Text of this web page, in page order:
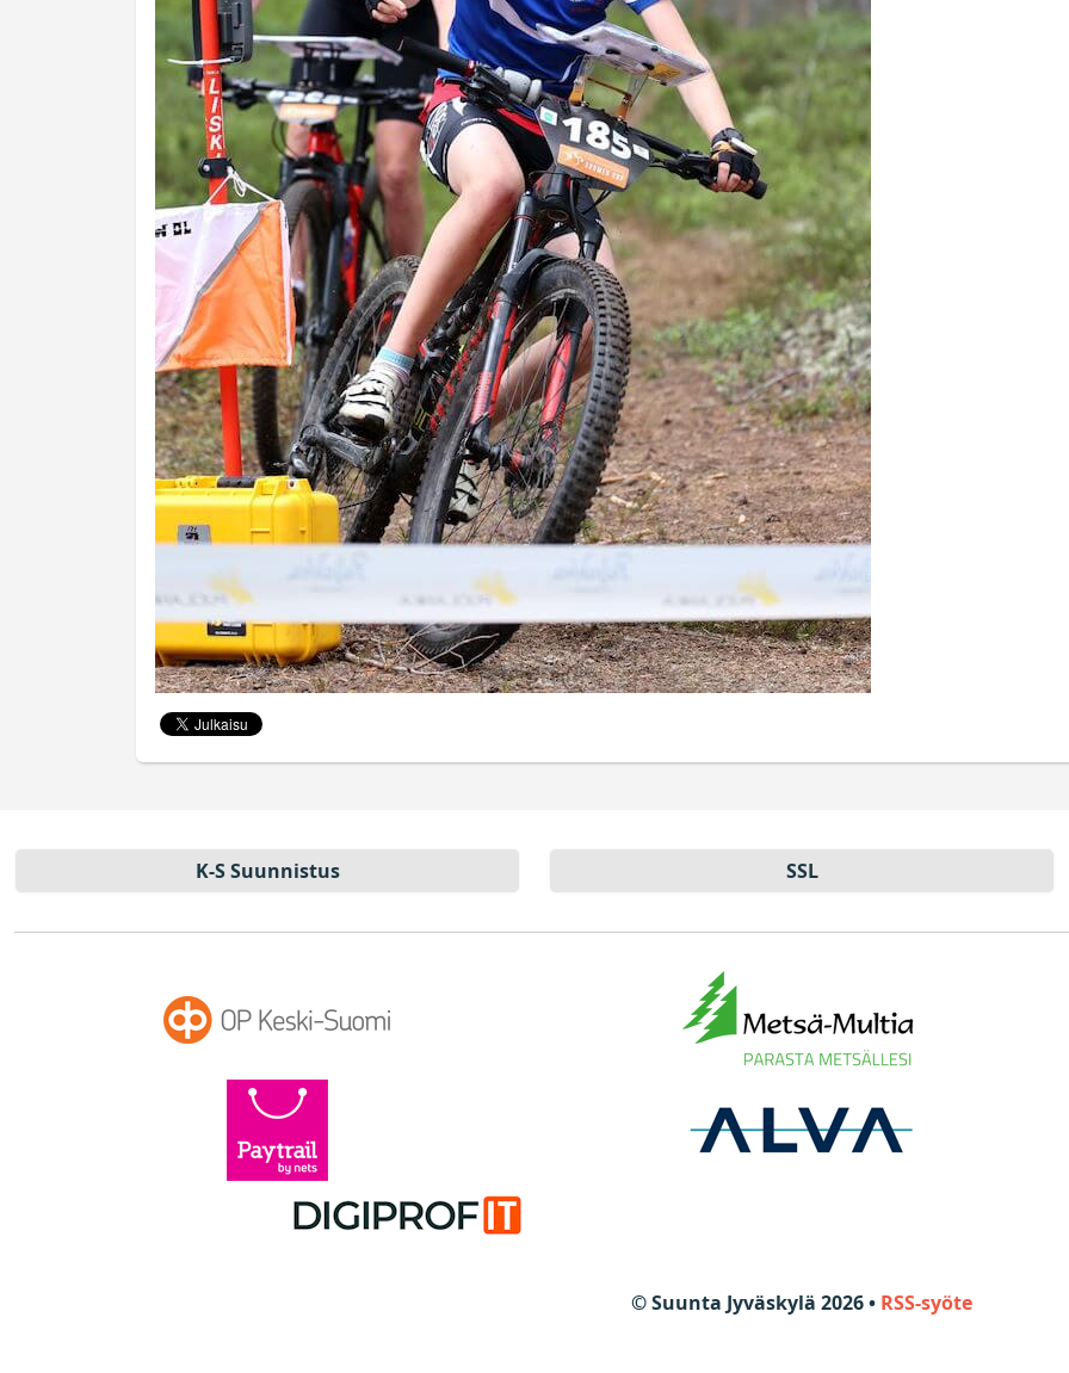
K-S Suun­nistus SSL
© Suunta Jyväskylä 2026 • RSS-syöte